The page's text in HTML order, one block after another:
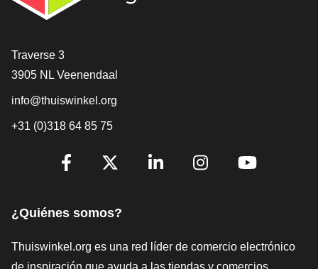
[_General:Contact]
Traverse 3
3905 NL Veenendaal
info@thuiswinkel.org
+31 (0)318 64 85 75
[_General:SocialMediaTitle]
¿Quiénes somos?
Thuiswinkel.org es una red líder de comercio electrónico